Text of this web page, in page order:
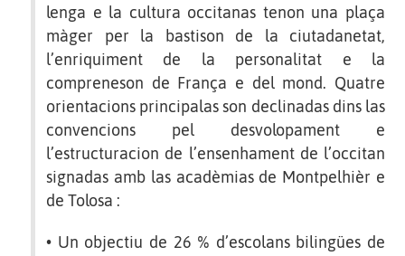
lenga e la cultura occitanas tenon una plaça
màger per la bastison de la ciutadanetat,
l’enriquiment de la personalitat e la
compreneson de França e del mond. Quatre
orientacions principalas son declinadas dins las
convencions pel desvolopament e
l’estructuracion de l’ensenhament de l’occitan
signadas amb las acadèmias de Montpelhièr e
de Tolosa :
• Un objectiu de 26 % d’escolans bilingües de